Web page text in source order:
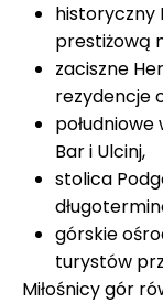
historyczny
prestiżową
zaciszne
rezydencje
Bar i Ulcinj,
stolica
górskie
turystów
Miłośnicy gór